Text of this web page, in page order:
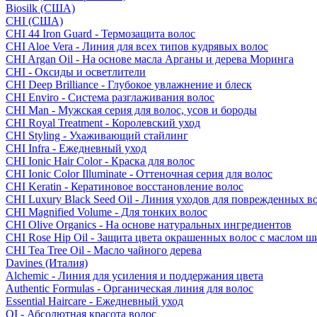
Biosilk (США)
CHI (США)
CHI 44 Iron Guard - Термозащита волос
CHI Aloe Vera - Линия для всех типов кудрявых волос
CHI Argan Oil - На основе масла Арганы и дерева Моринга
CHI - Оксиды и осветлители
CHI Deep Brilliance - Глубокое увлажнение и блеск
CHI Enviro - Система разглаживания волос
CHI Man - Мужская серия для волос, усов и бороды
CHI Royal Treatment - Королевский уход
CHI Styling - Ухаживающий стайлинг
CHI Infra - Ежедневный уход
CHI Ionic Hair Color - Краска для волос
CHI Ionic Color Illuminate - Оттеночная серия для волос
CHI Keratin - Кератиновое восстановление волос
CHI Luxury Black Seed Oil - Линия уходов для поврежденных
CHI Magnified Volume - Для тонких волос
CHI Olive Organics - На основе натуральных ингредиентов
CHI Rose Hip Oil - Защита цвета окрашенных волос с маслом
CHI Tea Tree Oil - Масло чайного дерева
Davines (Италия)
Alchemic - Линия для усиления и поддержания цвета
Authentic Formulas - Органическая линия для волос
Essential Haircare - Eжедневный уход
OI - Абсолютная красота волос